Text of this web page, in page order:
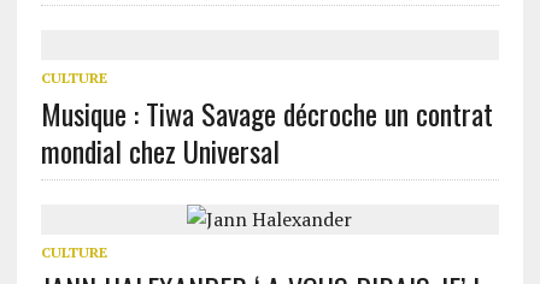
CULTURE
Musique : Tiwa Savage décroche un contrat
mondial chez Universal
CULTURE